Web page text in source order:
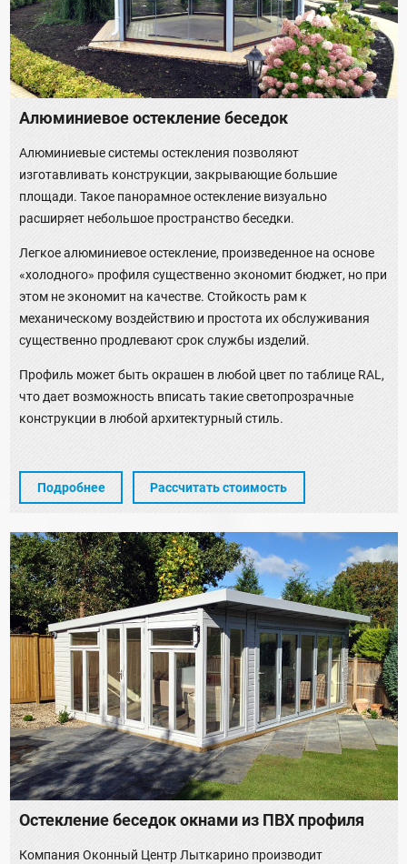
Алюминиевое остекление беседок
Алюминиевые системы остекления позволяют
изготавливать конструкции, закрывающие большие
площади. Такое панорамное остекление визуально
расширяет небольшое пространство беседки.
Легкое алюминиевое остекление, произведенное на основе
«холодного» профиля существенно экономит бюджет, но при
этом не экономит на качестве. Стойкость рам к
механическому воздействию и простота их обслуживания
существенно продлевают срок службы изделий.
Профиль может быть окрашен в любой цвет по таблице RAL,
что дает возможность вписать такие светопрозрачные
конструкции в любой архитектурный стиль.
Подробнее Рассчитать стоимость
Остекление беседок окнами из ПВХ профиля
Компания Оконный Центр Лыткарино производит